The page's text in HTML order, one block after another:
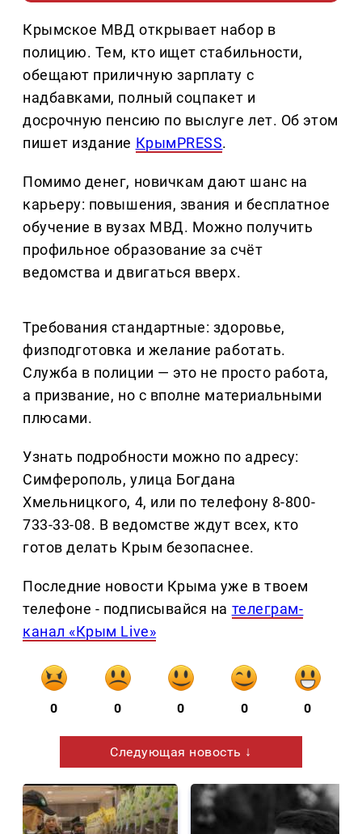
Крымское МВД открывает набор в
полицию. Тем, кто ищет стабильности,
обещают приличную зарплату с
надбавками, полный соцпакет и
досрочную пенсию по выслуге лет. Об этом
пишет издание КрымPRESS.
Помимо денег, новичкам дают шанс на
карьеру: повышения, звания и бесплатное
обучение в вузах МВД. Можно получить
профильное образование за счёт
ведомства и двигаться вверх.
Требования стандартные: здоровье,
физподготовка и желание работать.
Служба в полиции — это не просто работа,
а призвание, но с вполне материальными
плюсами.
Узнать подробности можно по адресу:
Симферополь, улица Богдана
Хмельницкого, 4, или по телефону 8-800-
733-33-08. В ведомстве ждут всех, кто
готов делать Крым безопаснее.
Последние новости Крыма уже в твоем
телефоне - подписывайся на телеграм-
канал «Крым Live»
0 0 0 0 0
Следующая новость ↓